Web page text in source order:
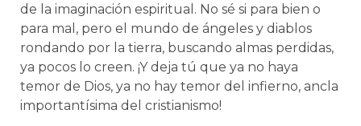
de la imaginación espiritual. No sé si para bien o
para mal, pero el mundo de ángeles y diablos
rondando por la tierra, buscando almas perdidas,
ya pocos lo creen. ¡Y deja tú que ya no haya
temor de Dios, ya no hay temor del infierno, ancla
importantísima del cristianismo!